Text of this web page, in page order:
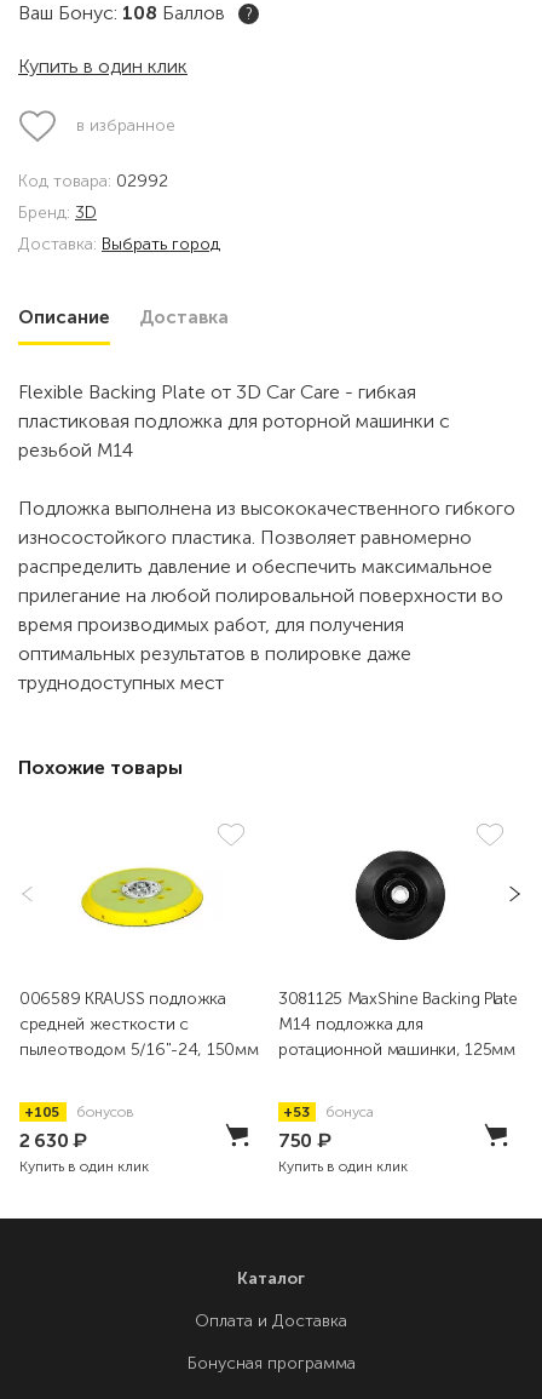
Ваш Бонус: 108 Баллов ?
Купить в один клик
в избранное
Код товара: 02992
Бренд: 3D
Доставка: Выбрать город
Описание Доставка
Flexible Backing Plate от 3D Car Care - гибкая
пластиковая подложка для роторной машинки с
резьбой М14
Подложка выполнена из высококачественного гибкого
износостойкого пластика. Позволяет равномерно
распределить давление и обеспечить максимальное
прилегание на любой полировальной поверхности во
время производимых работ, для получения
оптимальных результатов в полировке даже
труднодоступных мест
Похожие товары
006589 KRAUSS подложка
средней жесткости с
пылеотводом 5/16"-24, 150мм
+105 бонусов
2 630₽
Купить в один клик
3081125 MaxShine Backing Plate
M14 подложка для
ротационной машинки, 125мм
+53 бонуса
750 ₽
Купить в один клик
Каталог
Оплата и Доставка
Бонусная программа